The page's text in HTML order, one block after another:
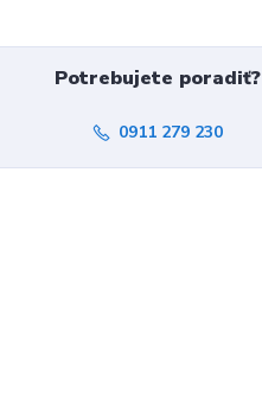
Potrebujete poradiť?
0911 279 230